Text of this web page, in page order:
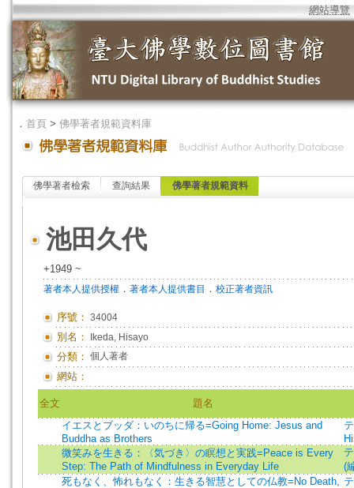
網站導覽
． 首頁 > 佛學著者規範資料庫
佛學著者檢索 查詢結果 佛學著者規範資料
池田久代
+1949 ~
著者本人提供授權 ． 著者本人提供書目 ． 校正著者資訊
序號： 34004
別名： Ikeda, Hisayo
分類： 個人著者
網站：
全文
題名
イエスとブッダ：いのちに帰る=Going Home: Jesus and
Buddha as Brothers
微笑みを生きる：〈気づき〉の瞑想と実践=Peace is Every
Step: The Path of Mindfulness in Everyday Life
(
死もなく、怖れもなく：生きる智慧としての仏教=No Death,